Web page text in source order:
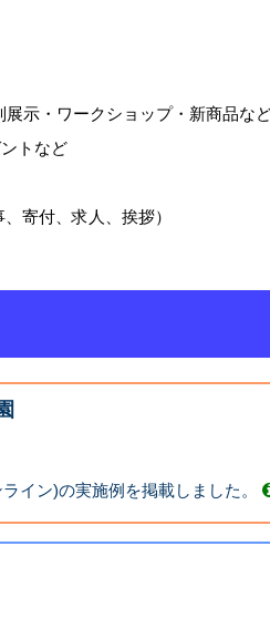
示・ワークショップ・新商品な
トなど
寄付、求人、挨拶）
イン)の実施例を掲載しました。